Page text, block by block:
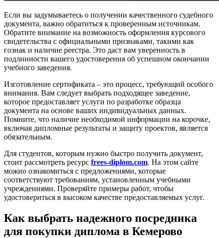
Если вы задумываетесь о получении качественного судебного
документа, важно обратиться к проверенным источникам.
Обратите внимание на возможность оформления курсового
свидетельства с официальными признаками, такими как
гознак и наличие реестра. Это даст вам уверенность в
подлинности вашего удостоверения об успешном окончании
учебного заведения.
Изготовление сертификата – это процесс, требующий особого
внимания. Вам следует выбрать подходящее заведение,
которое предоставляет услуги по разработке образца
документа на основе ваших индивидуальных данных.
Помните, что наличие необходимой информации на корочке,
включая дипломные результаты и защиту проектов, является
обязательным.
Для студентов, которым нужно быстро получить документ,
стоит рассмотреть ресурс frees-diplom.com. На этом сайте
можно ознакомиться с предложениями, которые
соответствуют требованиям, установленным учебными
учреждениями. Проверяйте примеры работ, чтобы
удостовериться в высоком качестве предоставляемых услуг.
Как выбрать надежного посредника
для покупки диплома в Кемерово